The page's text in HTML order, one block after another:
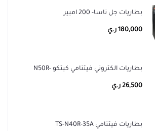
بطاريات جل ناسا- 200 امبير
180,000 ر.ي
بطاريات الكتروني فيتنامي كبتكو -N50R
26,500 ر.ي
بطاريات فيتنامي TS-N40R-35A